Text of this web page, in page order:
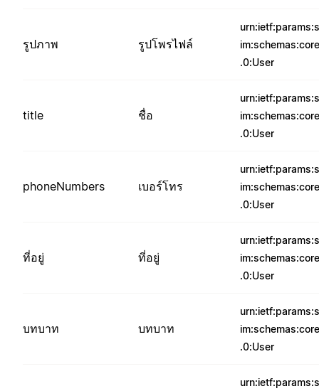
รูปภาพ รูปโพรไฟล์
.0:User
title ชื่อ
.0:User
phoneNumbers เบอร์โทร
.0:User
ที่อยู่ ที่อยู่
.0:User
บทบาท บทบาท
.0:User